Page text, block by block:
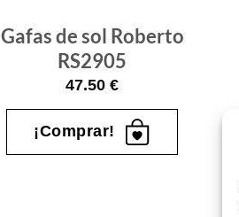
Gafas de sol Roberto
RS2905
47.50 €
¡Comprar!